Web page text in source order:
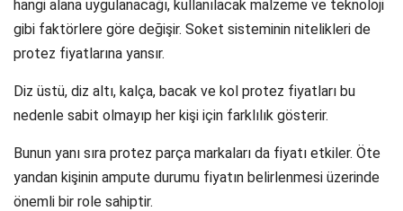
hangi alana uygulanacağı, kullanılacak malzeme ve teknoloji
gibi faktörlere göre değişir. Soket sisteminin nitelikleri de
protez fiyatlarına yansır.
Diz üstü, diz altı, kalça, bacak ve kol protez fiyatları bu
nedenle sabit olmayıp her kişi için farklılık gösterir.
Bunun yanı sıra protez parça markaları da fiyatı etkiler. Öte
yandan kişinin ampute durumu fiyatın belirlenmesi üzerinde
önemli bir role sahiptir.